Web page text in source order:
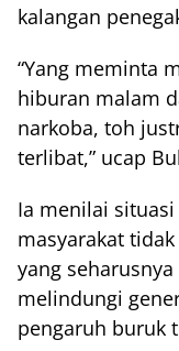
kalangan
“Yang meminta
hiburan malam
narkoba, toh
terlibat,” ucap
Ia menilai
masyarakat
yang
melindungi
pengaruh buruk